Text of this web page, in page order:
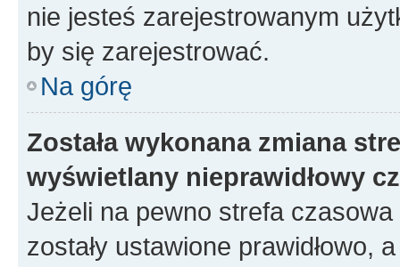
nie jesteś zarejestrowanym
by się zarejestrować.
Na górę
Została wykonana zmiana
wyświetlany nieprawidłowy
Jeżeli na pewno strefa
zostały ustawione prawidłowo,